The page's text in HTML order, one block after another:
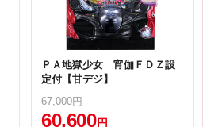
ＰＡ地獄少女 宵伽ＦＤＺ設
定付【甘デジ】
67,000円
60,600 円